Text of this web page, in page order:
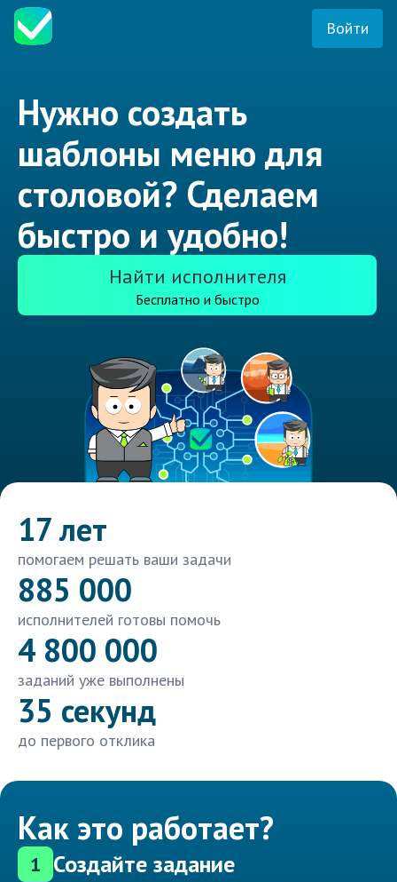
Войти
Нужно создать
шаблоны меню для
столовой? Сделаем
быстро и удобно!
Найти исполнителя
Бесплатно и быстро
17 лет
помогаем решать ваши задачи
885 000
исполнителей готовы помочь
4 800 000
заданий уже выполнены
35 секунд
до первого отклика
Как это работает?
1 Создайте задание